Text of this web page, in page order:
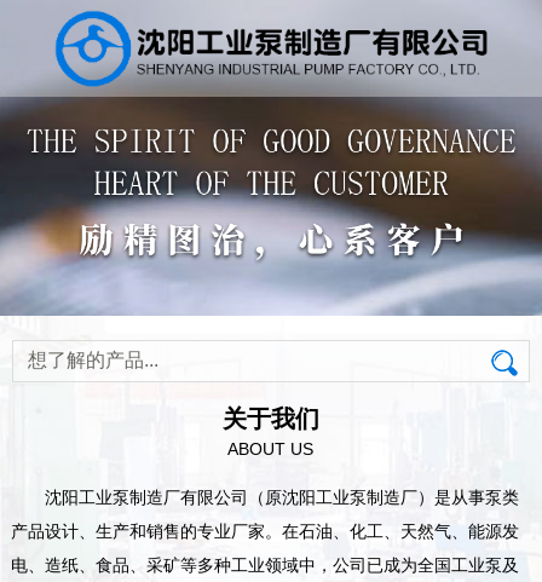
关于我们
ABOUT US
沈阳工业泵制造厂有限公司（原沈阳工业泵制造厂）是从事泵类
产品设计、生产和销售的专业厂家。在石油、化工、天然气、能源发
电、造纸、食品、采矿等多种工业领域中，公司已成为全国工业泵及